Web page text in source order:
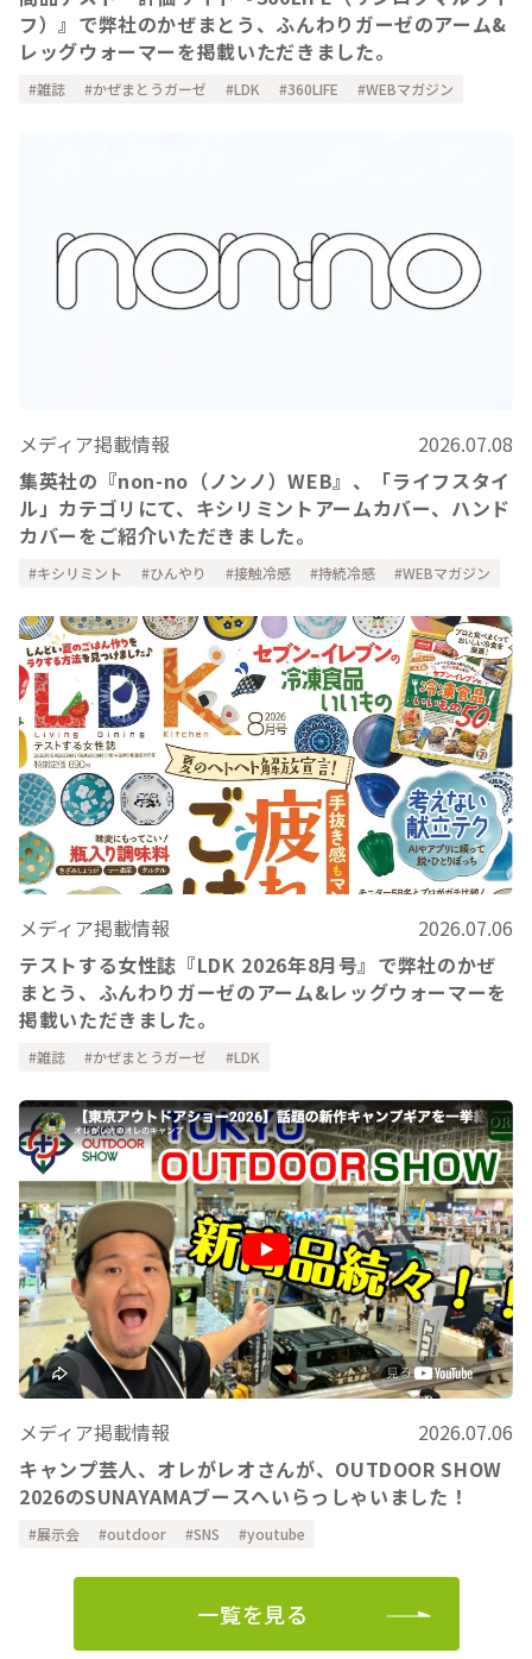
フ）』で弊社のかぜまとう、ふんわりガーゼのアーム&
レッグウォーマーを掲載いただきました。
雑誌 かぜまとうガーゼ LDK 360LIFE WEBマガジン
メディア掲載情報
2026.07.08
集英社の『non-no（ノンノ）WEB』、「ライフスタイ
ル」カテゴリにて、キシリミントアームカバー、ハンド
カバーをご紹介いただきました。
キシリミント ひんやり 接触冷感 持続冷感 WEBマガジン
メディア掲載情報
2026.07.06
テストする女性誌『LDK 2026年8月号』で弊社のかぜ
まとう、ふんわりガーゼのアーム&レッグウォーマーを
掲載いただきました。
雑誌 かぜまとうガーゼ LDK
メディア掲載情報
2026.07.06
キャンプ芸人、オレがレオさんが、OUTDOOR SHOW
2026のSUNAYAMAブースへいらっしゃいました！
展示会 outdoor SNS youtube
一覧を見る